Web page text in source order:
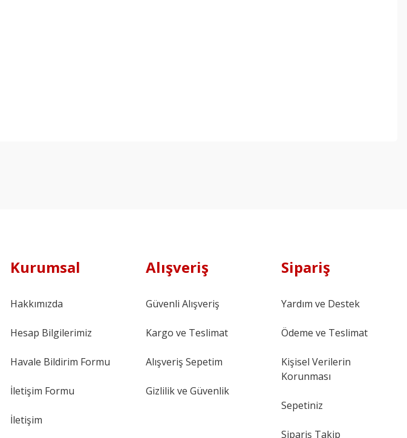
Kurumsal
Hakkımızda
Hesap Bilgilerimiz
Havale Bildirim Formu
İletişim Formu
İletişim
Alışveriş
Güvenli Alışveriş
Kargo ve Teslimat
Alışveriş Sepetim
Gizlilik ve Güvenlik
Sipariş
Yardım ve Destek
Ödeme ve Teslimat
Kişisel Verilerin
Korunması
Sepetiniz
Sipariş Takip